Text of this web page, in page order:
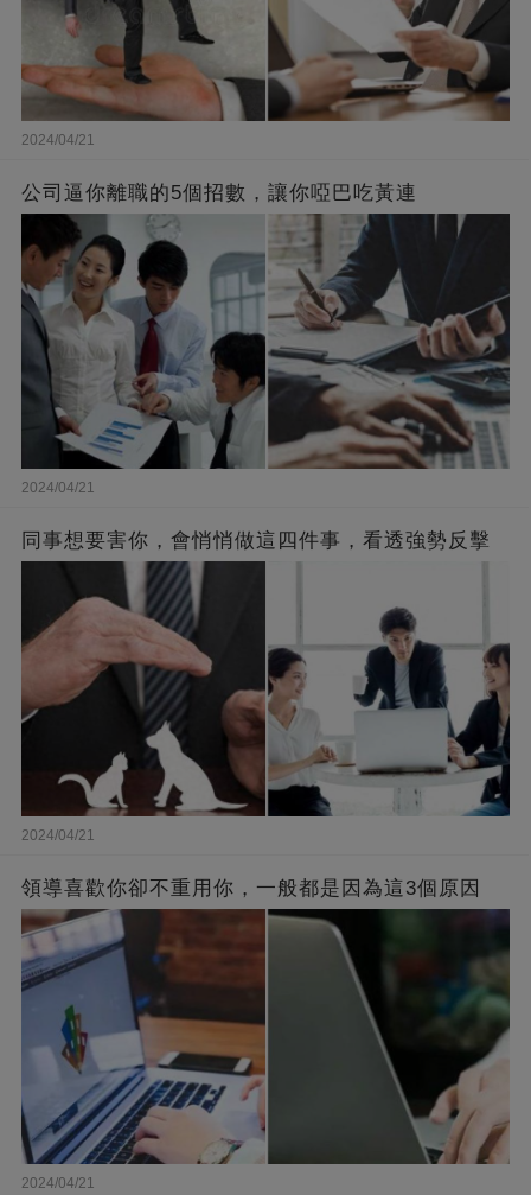
2024/04/21
公司逼你離職的5個招數，讓你啞巴吃黃連
2024/04/21
同事想要害你，會悄悄做這四件事，看透強勢反擊
2024/04/21
領導喜歡你卻不重用你，一般都是因為這3個原因
2024/04/21